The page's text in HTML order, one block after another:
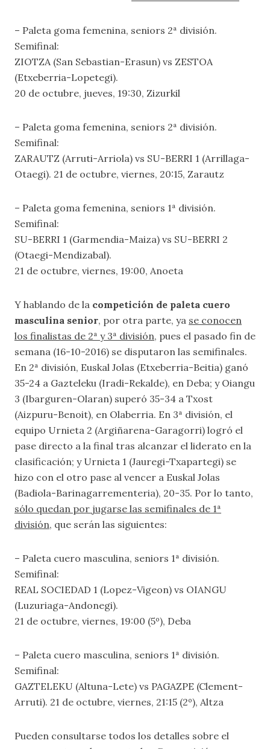
– Paleta goma femenina, seniors 2ª división.
Semifinal:
ZIOTZA (San Sebastian-Erasun) vs ZESTOA
(Etxeberria-Lopetegi).
20 de octubre, jueves, 19:30, Zizurkil
– Paleta goma femenina, seniors 2ª división.
Semifinal:
ZARAUTZ (Arruti-Arriola) vs SU-BERRI 1 (Arrillaga-
Otaegi). 21 de octubre, viernes, 20:15, Zarautz
– Paleta goma femenina, seniors 1ª división.
Semifinal:
SU-BERRI 1 (Garmendia-Maiza) vs SU-BERRI 2
(Otaegi-Mendizabal).
21 de octubre, viernes, 19:00, Anoeta
Y hablando de la competición de paleta cuero
masculina senior, por otra parte, ya se conocen
los finalistas de 2ª y 3ª división, pues el pasado fin de
semana (16-10-2016) se disputaron las semifinales.
En 2ª división, Euskal Jolas (Etxeberria-Beitia) ganó
35-24 a Gazteleku (Iradi-Rekalde), en Deba; y Oiangu
3 (Ibarguren-Olaran) superó 35-34 a Txost
(Aizpuru-Benoit), en Olaberria. En 3ª división, el
equipo Urnieta 2 (Argiñarena-Garagorri) logró el
pase directo a la final tras alcanzar el liderato en la
clasificación; y Urnieta 1 (Jauregi-Txapartegi) se
hizo con el otro pase al vencer a Euskal Jolas
(Badiola-Barinagarrementeria), 20-35. Por lo tanto,
sólo quedan por jugarse las semifinales de 1ª
división, que serán las siguientes:
– Paleta cuero masculina, seniors 1ª división.
Semifinal:
REAL SOCIEDAD 1 (Lopez-Vigeon) vs OIANGU
(Luzuriaga-Andonegi).
21 de octubre, viernes, 19:00 (5º), Deba
– Paleta cuero masculina, seniors 1ª división.
Semifinal:
GAZTELEKU (Altuna-Lete) vs PAGAZPE (Clement-
Arruti). 21 de octubre, viernes, 21:15 (2º), Altza
Pueden consultarse todos los detalles sobre el